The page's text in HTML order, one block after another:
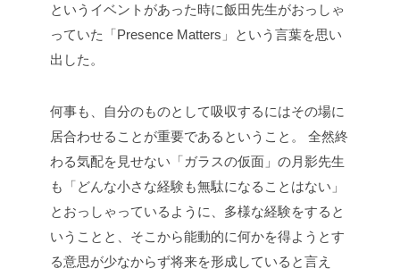
というイベントがあった時に飯田先生がおっしゃ
っていた「Presence Matters」という言葉を思い
出した。
何事も、自分のものとして吸収するにはその場に
居合わせることが重要であるということ。
全然終
わる気配を見せない「ガラスの仮面」の月影先生
も「どんな小さな経験も無駄になることはない」
とおっしゃっているように、多様な経験をすると
いうことと、そこから能動的に何かを得ようとす
る意思が少なからず将来を形成していると言え